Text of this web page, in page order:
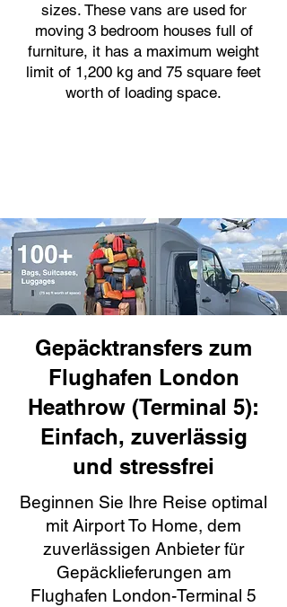
sizes. These vans are used for
moving 3 bedroom houses full of
furniture, it has a maximum weight
limit of 1,200 kg and 75 square feet
worth of loading space.
Gepäcktransfers zum
Flughafen London
Heathrow (Terminal 5):
Einfach, zuverlässig
und stressfrei
Beginnen Sie Ihre Reise optimal
mit Airport To Home, dem
zuverlässigen Anbieter für
Gepäcklieferungen am
Flughafen London-Terminal 5